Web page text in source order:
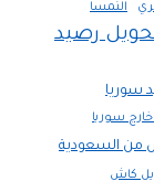
النمسا
رصيد
سوريا
سوريا
من السعودية
كاش